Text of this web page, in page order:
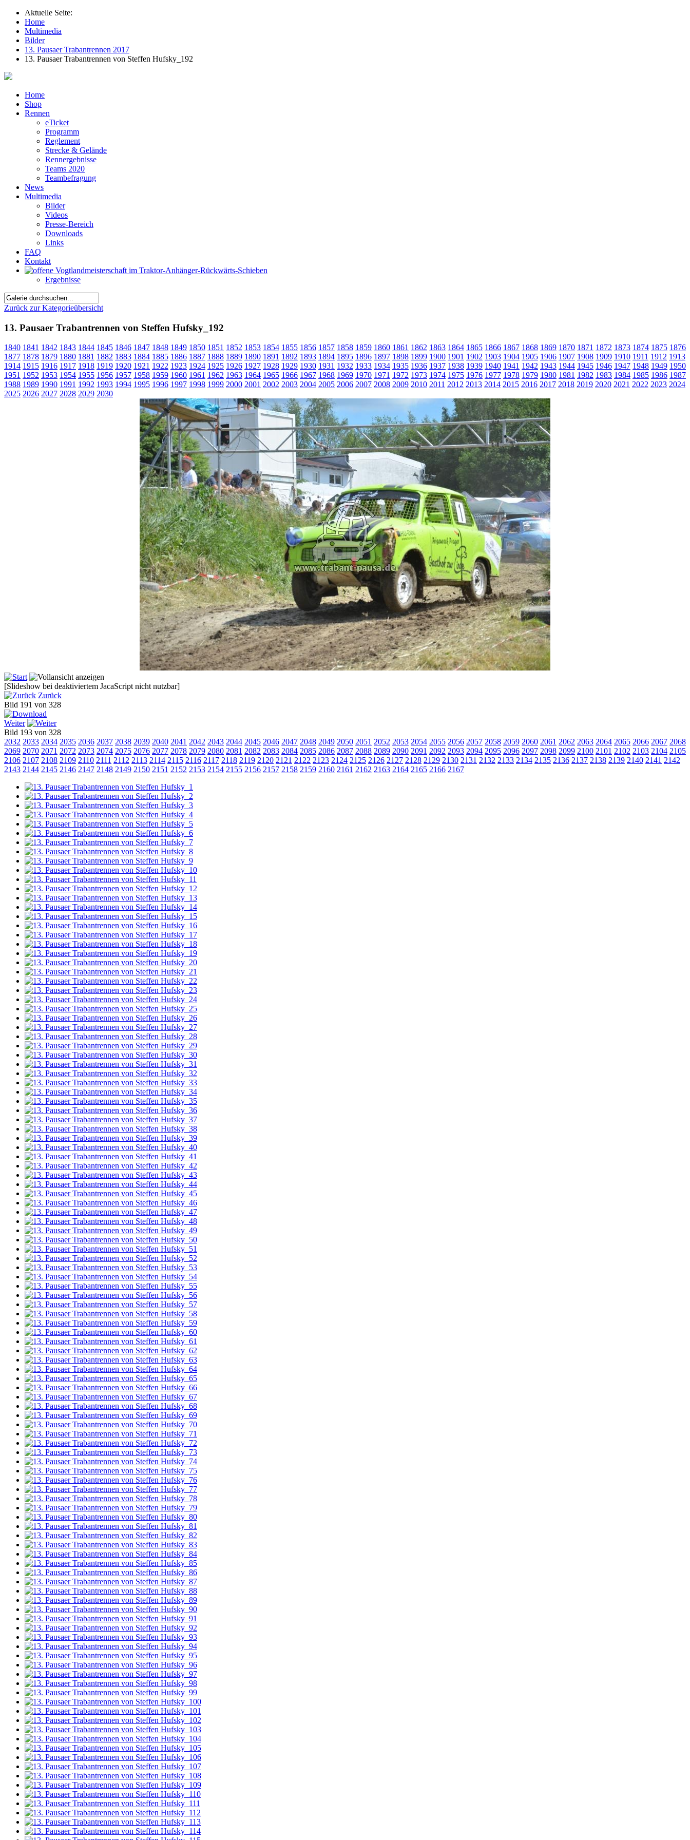
Aktuelle Seite:
Home
Multimedia
Bilder
13. Pausaer Trabantrennen 2017
13. Pausaer Trabantrennen von Steffen Hufsky_192
Home
Shop
Rennen
eTicket
Programm
Reglement
Strecke & Gelände
Rennergebnisse
Teams 2020
Teambefragung
News
Multimedia
Bilder
Videos
Presse-Bereich
Downloads
Links
FAQ
Kontakt
Ergebnisse
Zurück zur Kategorieübersicht
13. Pausaer Trabantrennen von Steffen Hufsky_192
1840 1841 1842 1843 1844 1845 1846 1847 1848 1849 1850 1851 1852 1853 1854 1855 1856 1857 1858 1859 1860 1861 1862 1863 1864 1865 1866 1867 1868 1869 1870 1871 1872 1873 1874 1875 1876
1877 1878 1879 1880 1881 1882 1883 1884 1885 1886 1887 1888 1889 1890 1891 1892 1893 1894 1895 1896 1897 1898 1899 1900 1901 1902 1903 1904 1905 1906 1907 1908 1909 1910 1911 1912 1913
1914 1915 1916 1917 1918 1919 1920 1921 1922 1923 1924 1925 1926 1927 1928 1929 1930 1931 1932 1933 1934 1935 1936 1937 1938 1939 1940 1941 1942 1943 1944 1945 1946 1947 1948 1949 1950
1951 1952 1953 1954 1955 1956 1957 1958 1959 1960 1961 1962 1963 1964 1965 1966 1967 1968 1969 1970 1971 1972 1973 1974 1975 1976 1977 1978 1979 1980 1981 1982 1983 1984 1985 1986 1987
1988 1989 1990 1991 1992 1993 1994 1995 1996 1997 1998 1999 2000 2001 2002 2003 2004 2005 2006 2007 2008 2009 2010 2011 2012 2013 2014 2015 2016 2017 2018 2019 2020 2021 2022 2023 2024
2025 2026 2027 2028 2029 2030
[Slideshow bei deaktiviertem JacaScript nicht nutzbar]
Zurück
Bild 191 von 328
Weiter
Bild 193 von 328
2032 2033 2034 2035 2036 2037 2038 2039 2040 2041 2042 2043 2044 2045 2046 2047 2048 2049 2050 2051 2052 2053 2054 2055 2056 2057 2058 2059 2060 2061 2062 2063 2064 2065 2066 2067 2068
2069 2070 2071 2072 2073 2074 2075 2076 2077 2078 2079 2080 2081 2082 2083 2084 2085 2086 2087 2088 2089 2090 2091 2092 2093 2094 2095 2096 2097 2098 2099 2100 2101 2102 2103 2104 2105
2106 2107 2108 2109 2110 2111 2112 2113 2114 2115 2116 2117 2118 2119 2120 2121 2122 2123 2124 2125 2126 2127 2128 2129 2130 2131 2132 2133 2134 2135 2136 2137 2138 2139 2140 2141 2142
2143 2144 2145 2146 2147 2148 2149 2150 2151 2152 2153 2154 2155 2156 2157 2158 2159 2160 2161 2162 2163 2164 2165 2166 2167